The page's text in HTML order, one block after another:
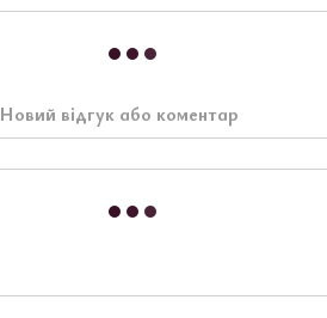
Новий відгук або коментар